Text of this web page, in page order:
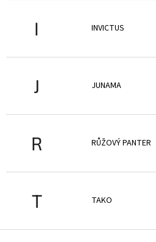
I INVICTUS
J JUNAMA
R RŮŽOVÝ PANTER
T TAKO